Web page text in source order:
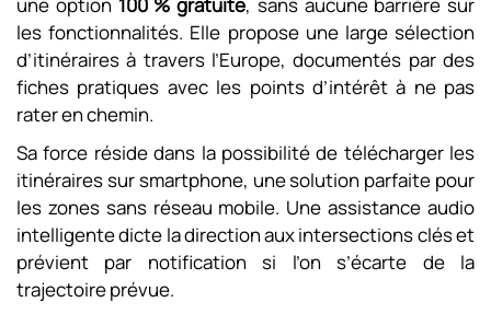
une option 100 % gratuite, sans aucune barrière sur
les fonctionnalités. Elle propose une large sélection
d’itinéraires à travers l’Europe, documentés par des
fiches pratiques avec les points d’intérêt à ne pas
rater en chemin.
Sa force réside dans la possibilité de télécharger les
itinéraires sur smartphone, une solution parfaite pour
les zones sans réseau mobile. Une assistance audio
intelligente dicte la direction aux intersections clés et
prévient par notification si l’on s’écarte de la
trajectoire prévue.